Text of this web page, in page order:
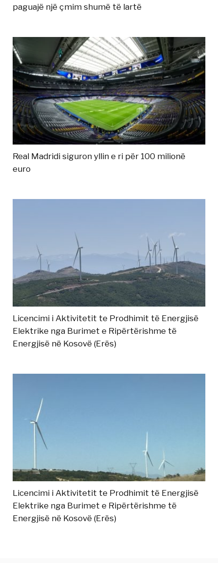
paguajë një çmim shumë të lartë
Real Madridi siguron yllin e ri për 100 milionë
euro
Licencimi i Aktivitetit te Prodhimit të Energjisë
Elektrike nga Burimet e Ripërtërishme të
Energjisë në Kosovë (Erës)
Licencimi i Aktivitetit te Prodhimit të Energjisë
Elektrike nga Burimet e Ripërtërishme të
Energjisë në Kosovë (Erës)